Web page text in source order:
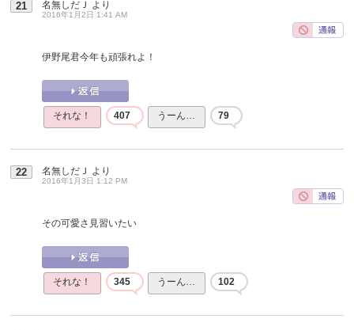
21 名無しだＪ より
2016年1月2日 1:41 AM
伊野尾君今年も頑張れよ！
それな！ 407 うーん… 79
22 名無しだＪ より
2016年1月3日 1:12 PM
その可愛さ見習いたい
それな！ 345 うーん… 102